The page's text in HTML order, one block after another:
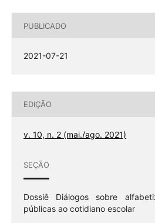
PUBLICADO
2021-07-21
EDIÇÃO
v. 10, n. 2 (mai./ago. 2021)
SEÇÃO
Dossiê Diálogos sobre
públicas ao cotidiano escolar